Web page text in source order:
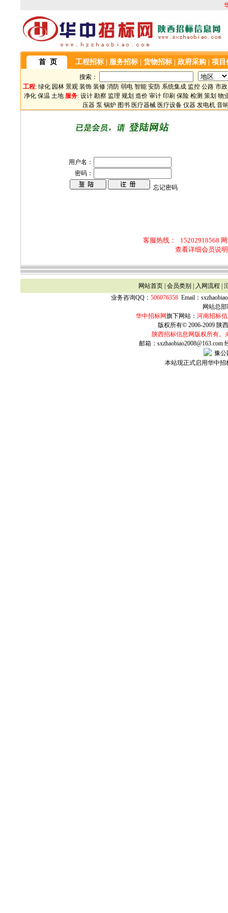
首 页 工程招标 服务招标 货物招标 政府采购 项目
搜索：
工程: 绿化 园林 景观 装饰 装修 消防 弱电 智能 安防 系统集成 监控 公路 市政
净化 保温 土地 服务: 设计 勘察 监理 规划 造价 审计 印刷 保险 检测 策划 物
压器 泵 锅炉 图书 医疗器械 医疗设备 仪器 发电机 音
用户名：
密码：
忘记密码
客服热线：
15202918568
查看详细会员说
网站首页| 会员类别 入网流程
业务咨询QQ： 506076358Email：
网站总
华中招标网旗下网站： 河南招标
版权所有© 2006-2009 陕
陕西招标信息网版权所有。
邮箱：sxzhaobiao2008@163.com
豫公
本站现正式启用华中招